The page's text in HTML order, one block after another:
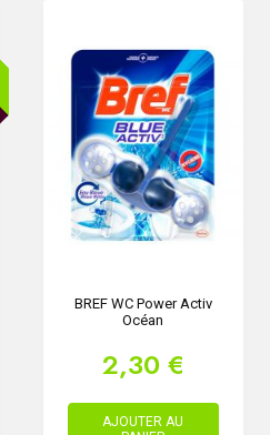
BREF WC Power Activ
Océan
2,30 €
AJOUTER AU